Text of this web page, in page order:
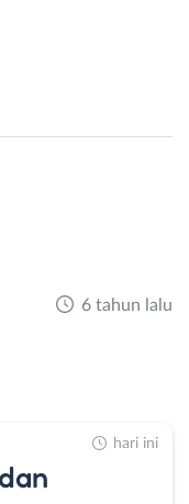
6 tahun lalu
hari ini